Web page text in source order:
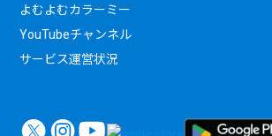
よむよむカラーミー
YouTubeチャンネル
サービス運営状況